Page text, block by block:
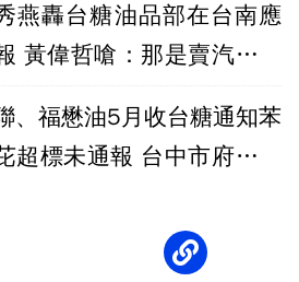
燕轟台糖油品部在台南應
黃偉哲嗆：那是賣汽油而
、福懋油5月收台糖通知苯
超標未通報 台中市府各重